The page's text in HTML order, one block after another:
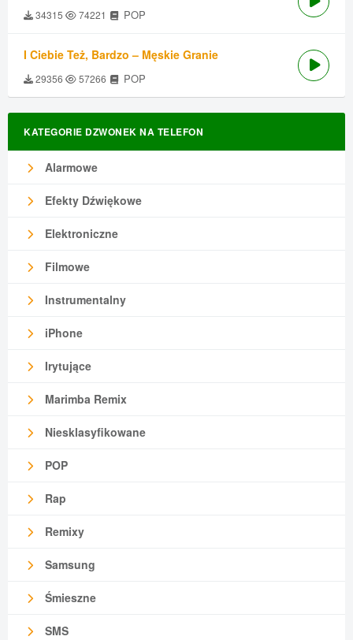
34315 74221 POP
I Ciebie Też, Bardzo – Męskie Granie
29356 57266 POP
KATEGORIE DZWONEK NA TELEFON
Alarmowe
Efekty Dźwiękowe
Elektroniczne
Filmowe
Instrumentalny
iPhone
Irytujące
Marimba Remix
Niesklasyfikowane
POP
Rap
Remixy
Samsung
Śmieszne
SMS